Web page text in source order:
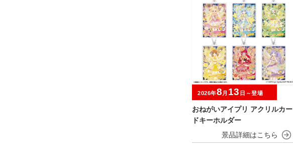
おねがいアイプリ アクリルカー
ドキーホルダー
2026年8 月 13 日～登場